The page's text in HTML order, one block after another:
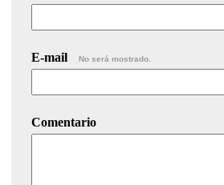
E-mail No será mostrado.
Comentario